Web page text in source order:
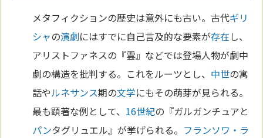
メタフィクションの歴史は意外にも古い。古代ギリ
シャの演劇にはすでに自己言及的な要素が存在し、
アリストファネスの『雲』などでは登場人物が劇中
劇の構造を批判する。これをルーツとし、 中世の寓
話やルネサンス期の文学にもその萌芽が見られる。
最も顕著な例として、 16世紀の『ガルガンチュアと
パンタグリュエル』が挙げられる。 フランソワ・ラ